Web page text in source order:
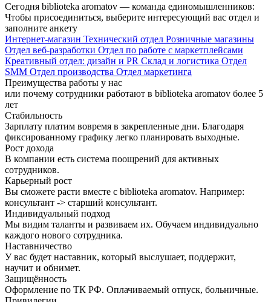
Сегодня biblioteka aromatov — команда единомышленников:
Чтобы присоединиться, выберите интересующий вас отдел и
заполните анкету
Интернет-магазин Технический отдел Розничные магазины
Отдел веб-разработки Отдел по работе с маркетплейсами
Креативный отдел: дизайн и PR Склад и логистика Отдел
SMM Отдел производства Отдел маркетинга
Преимущества работы у нас
или почему сотрудники работают в biblioteka aromatov более 5
лет
Стабильность
Зарплату платим вовремя в закрепленные дни. Благодаря
фиксированному графику легко планировать выходные.
Рост дохода
В компании есть система поощрений для активных
сотрудников.
Карьерный рост
Вы сможете расти вместе с biblioteka aromatov. Например:
консультант -> старший консультант.
Индивидуальный подход
Мы видим таланты и развиваем их. Обучаем индивидуально
каждого нового сотрудника.
Наставничество
У вас будет наставник, который выслушает, поддержит,
научит и обнимет.
Защищённость
Оформление по ТК РФ. Оплачиваемый отпуск, больничные.